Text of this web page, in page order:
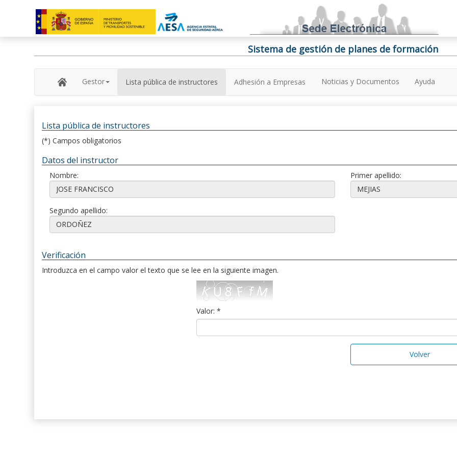
Sistema de gestión de planes de formación
Gestor Lista pública de instructores Adhesión a Empresas Noticias y Documentos Ayuda
Lista pública de instructores
(*) Campos obligatorios
Datos del instructor
Nombre: Primer apellido:
Segundo apellido:
Verificación
Introduzca en el campo valor el texto que se lee en la siguiente imagen.
Valor: *
Volver